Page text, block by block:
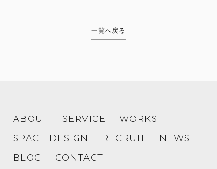
一覧へ戻る
ABOUT SERVICE
WORKS
SPACE DESIGN
RECRUIT
NEWS
BLOG
CONTACT